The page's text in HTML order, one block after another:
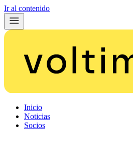
Ir al contenido
Inicio
Noticias
Socios